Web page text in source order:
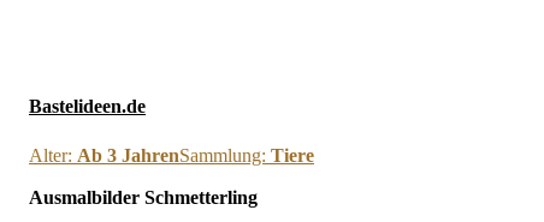
Bastelideen.de
Alter: Ab 3 JahrenSammlung: Tiere
Ausmalbilder Schmetterling